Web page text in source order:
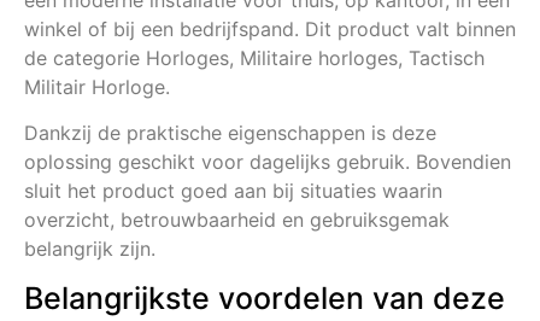
winkel of bij een bedrijfspand. Dit product valt binnen
de categorie Horloges, Militaire horloges, Tactisch
Militair Horloge.
Dankzij de praktische eigenschappen is deze
oplossing geschikt voor dagelijks gebruik. Bovendien
sluit het product goed aan bij situaties waarin
overzicht, betrouwbaarheid en gebruiksgemak
belangrijk zijn.
Belangrijkste voordelen van deze